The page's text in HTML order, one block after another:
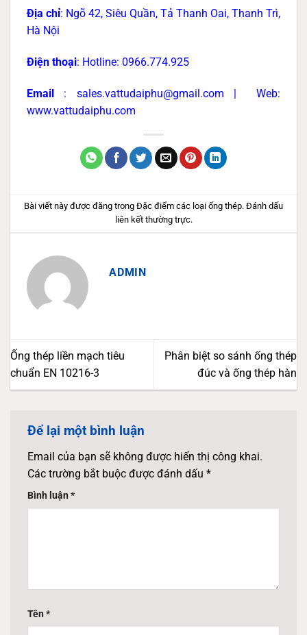
Địa chỉ: Ngõ 42, Siêu Quần, Tả Thanh Oai, Thanh Trì,
Hà Nội
Điện thoại: Hotline: 0966.774.925
Email : sales.vattudaiphu@gmail.com |
Web:
www.vattudaiphu.com
Bài viết này được đăng trong Đặc điểm các loại ống thép. Đánh dấu
liên kết thường trực.
ADMIN
Ống thép liền mạch tiêu
chuẩn EN 10216-3
Phân biệt so sánh ống thép
đúc và ống thép hàn
Để lại một bình luận
Email của bạn sẽ không được hiển thị công khai.
Các trường bắt buộc được đánh dấu *
Bình luận *
Tên *